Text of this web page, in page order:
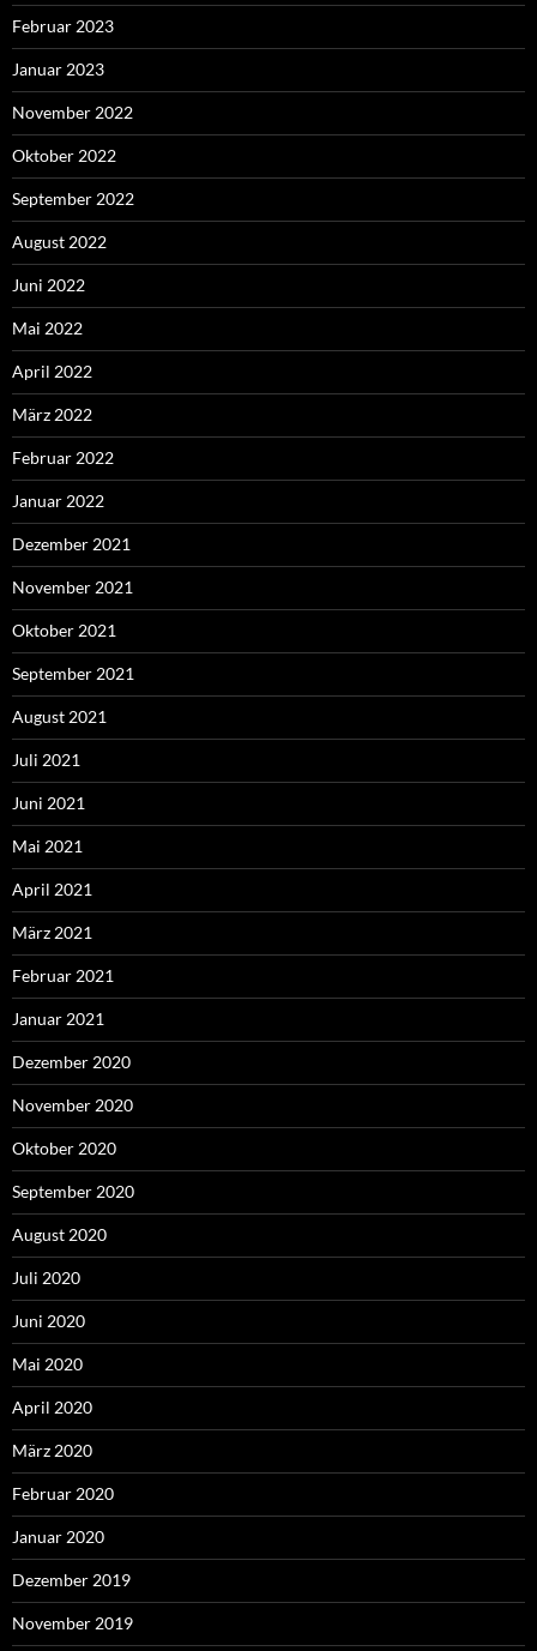
Februar 2023
Januar 2023
November 2022
Oktober 2022
September 2022
August 2022
Juni 2022
Mai 2022
April 2022
März 2022
Februar 2022
Januar 2022
Dezember 2021
November 2021
Oktober 2021
September 2021
August 2021
Juli 2021
Juni 2021
Mai 2021
April 2021
März 2021
Februar 2021
Januar 2021
Dezember 2020
November 2020
Oktober 2020
September 2020
August 2020
Juli 2020
Juni 2020
Mai 2020
April 2020
März 2020
Februar 2020
Januar 2020
Dezember 2019
November 2019